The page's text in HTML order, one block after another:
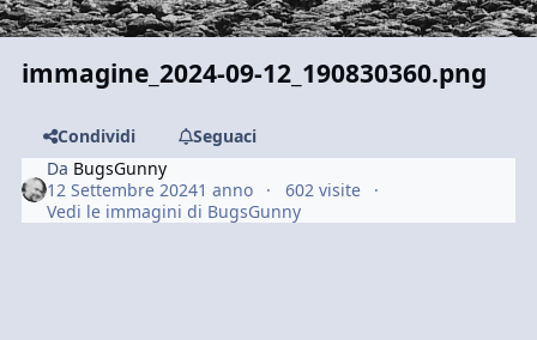
immagine_2024-09-12_190830360.png
Condividi
Seguaci
Da BugsGunny
12 Settembre 20241 anno
602 visite
Vedi le immagini di BugsGunny